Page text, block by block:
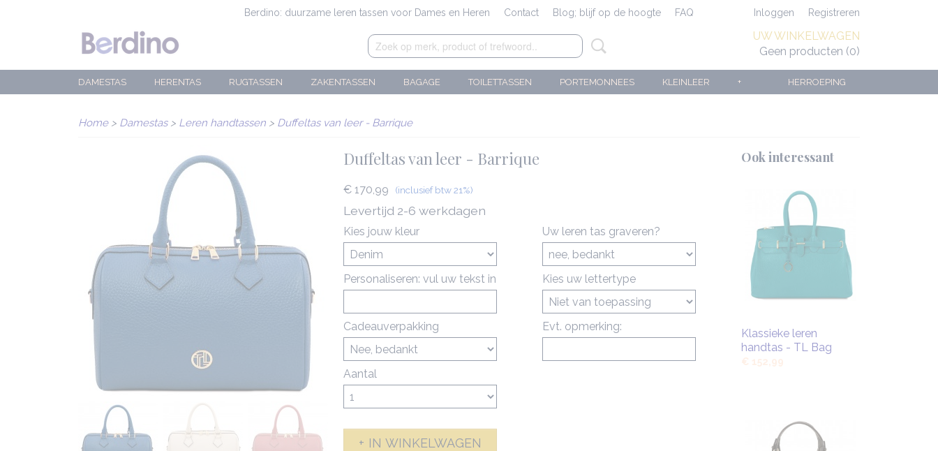
Berdino: duurzame leren tassen voor Dames en Heren Contact Blog; blijf op de hoogte FAQ Inloggen Registreren
UW WINKELWAGEN
Geen producten (0)
HERROEPING
DAMESTAS HERENTAS RUGTASSEN ZAKENTASSEN BAGAGE TOILETTASSEN PORTEMONNEES KLEINLEER +
Home> Damestas> Leren handtassen > Duffeltas van leer - Barrique
Duffeltas van leer - Barrique
€ 170,99 (inclusief btw 21%)
Levertijd 2-6 werkdagen
Kies jouw kleur Uw leren tas graveren?
Personaliseren: vul uw tekst in Kies uw lettertype
Cadeauverpakking Evt. opmerking:
Aantal
IN WINKELWAGEN
Ook interessant
Klassieke leren
handtas - TL Bag
€ 152,99